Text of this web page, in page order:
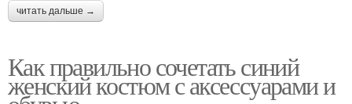
читать дальше →
Как правильно сочетать синий
женский костюм с аксессуарами и